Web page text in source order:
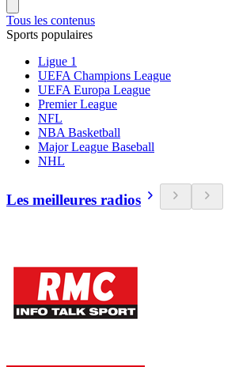
Tous les contenus
Sports populaires
Ligue 1
UEFA Champions League
UEFA Europa League
Premier League
NFL
NBA Basketball
Major League Baseball
NHL
Les meilleures radios